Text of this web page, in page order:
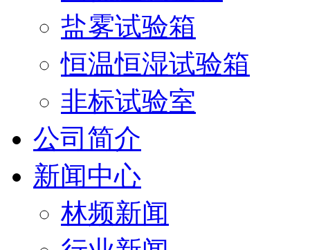
盐雾试验箱
恒温恒湿试验箱
非标试验室
公司简介
新闻中心
林频新闻